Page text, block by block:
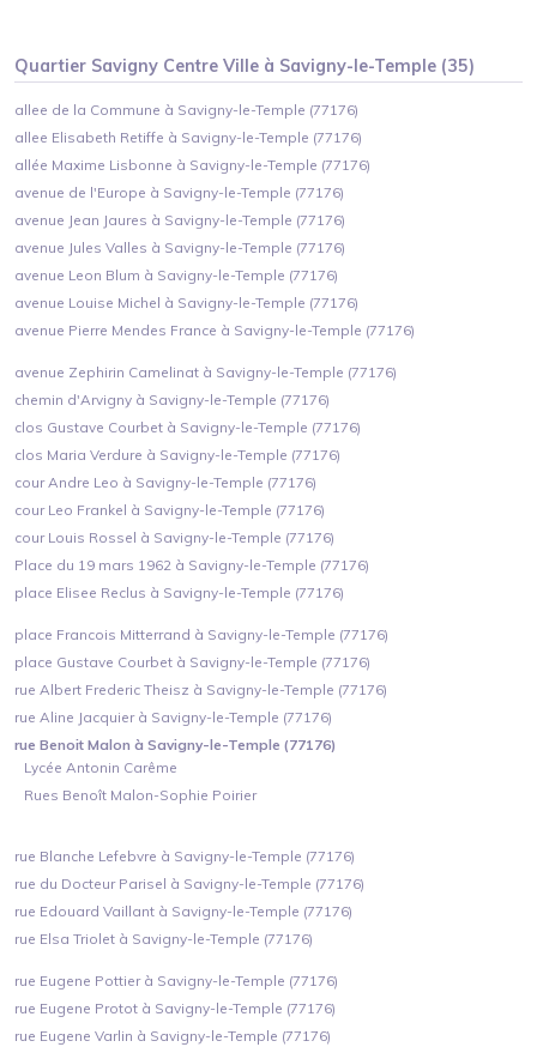
Quartier Savigny Centre Ville à Savigny-le-Temple (35)
allee de la Commune à Savigny-le-Temple (77176)
allee Elisabeth Retiffe à Savigny-le-Temple (77176)
allée Maxime Lisbonne à Savigny-le-Temple (77176)
avenue de l'Europe à Savigny-le-Temple (77176)
avenue Jean Jaures à Savigny-le-Temple (77176)
avenue Jules Valles à Savigny-le-Temple (77176)
avenue Leon Blum à Savigny-le-Temple (77176)
avenue Louise Michel à Savigny-le-Temple (77176)
avenue Pierre Mendes France à Savigny-le-Temple (77176)
avenue Zephirin Camelinat à Savigny-le-Temple (77176)
chemin d'Arvigny à Savigny-le-Temple (77176)
clos Gustave Courbet à Savigny-le-Temple (77176)
clos Maria Verdure à Savigny-le-Temple (77176)
cour Andre Leo à Savigny-le-Temple (77176)
cour Leo Frankel à Savigny-le-Temple (77176)
cour Louis Rossel à Savigny-le-Temple (77176)
Place du 19 mars 1962 à Savigny-le-Temple (77176)
place Elisee Reclus à Savigny-le-Temple (77176)
place Francois Mitterrand à Savigny-le-Temple (77176)
place Gustave Courbet à Savigny-le-Temple (77176)
rue Albert Frederic Theisz à Savigny-le-Temple (77176)
rue Aline Jacquier à Savigny-le-Temple (77176)
rue Benoit Malon à Savigny-le-Temple (77176)
Lycée Antonin Carême
Rues Benoît Malon-Sophie Poirier
rue Blanche Lefebvre à Savigny-le-Temple (77176)
rue du Docteur Parisel à Savigny-le-Temple (77176)
rue Edouard Vaillant à Savigny-le-Temple (77176)
rue Elsa Triolet à Savigny-le-Temple (77176)
rue Eugene Pottier à Savigny-le-Temple (77176)
rue Eugene Protot à Savigny-le-Temple (77176)
rue Eugene Varlin à Savigny-le-Temple (77176)